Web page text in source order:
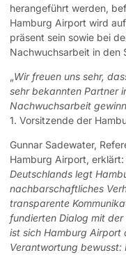
herangeführt werden,
Hamburg Airport wird
präsent sein sowie bei
Nachwuchsarbeit in den
„Wir freuen uns sehr,
sehr bekannten Partner
Nachwuchsarbeit
1. Vorsitzende der
Gunnar Sadewater,
Hamburg Airport, erklärt:
Deutschlands legt
nachbarschaftliches
transparente
fundierten Dialog mit
ist sich Hamburg Airport
Verantwortung bewusst: